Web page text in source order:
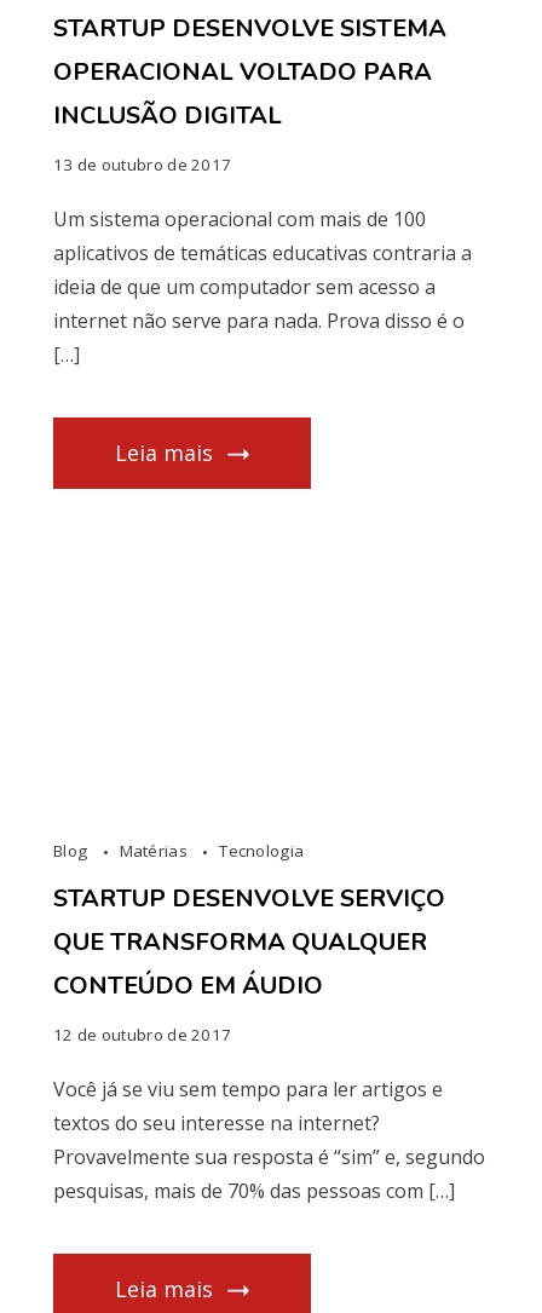
STARTUP DESENVOLVE SISTEMA
OPERACIONAL VOLTADO PARA
INCLUSÃO DIGITAL
13 de outubro de 2017
Um sistema operacional com mais de 100
aplicativos de temáticas educativas contraria a
ideia de que um computador sem acesso a
internet não serve para nada. Prova disso é o
[…]
Leia mais
Blog Matérias Tecnologia
STARTUP DESENVOLVE SERVIÇO
QUE TRANSFORMA QUALQUER
CONTEÚDO EM ÁUDIO
12 de outubro de 2017
Você já se viu sem tempo para ler artigos e
textos do seu interesse na internet?
Provavelmente sua resposta é “sim” e, segundo
pesquisas, mais de 70% das pessoas com […]
Leia mais